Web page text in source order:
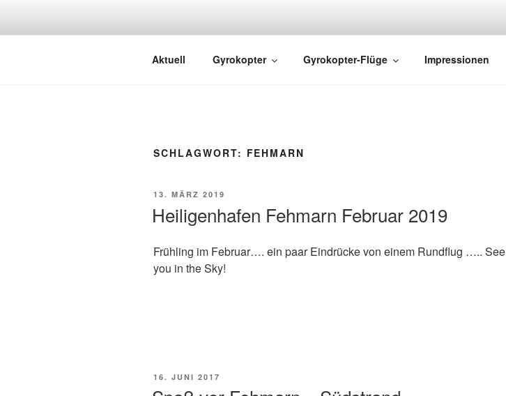
GYRO FLIGHTS
Rundflüge mit dem Gyrocopter
Aktuell Gyrokopter Gyrokopter-Flüge Impressionen
SCHLAGWORT: FEHMARN
13. MÄRZ 2019
Heiligenhafen Fehmarn Februar 2019
Frühling im Februar…. ein paar Eindrücke von einem Rundflug ….. See
you in the Sky!
16. JUNI 2017